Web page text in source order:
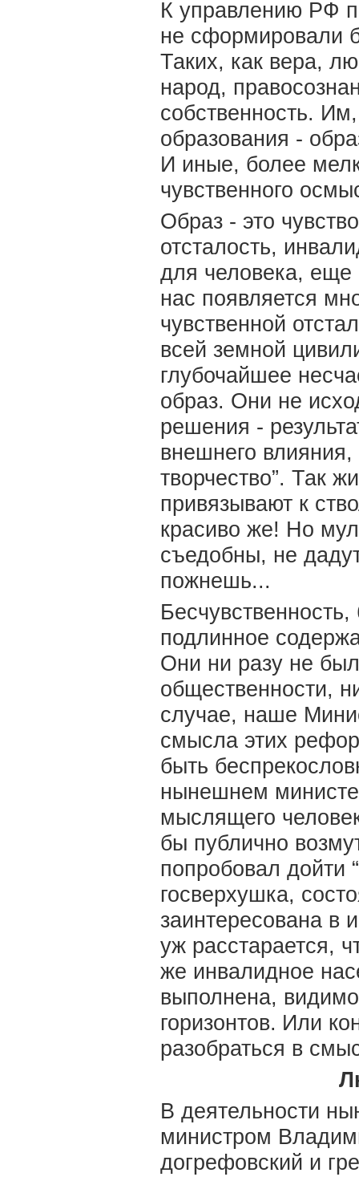
К управлению РФ
не сформировали
Таких, как вера,
народ,
собственность.
образования -
И иные, более
чувственного
Образ - это
отсталость,
для человека, еще
нас появляется
чувственной
всей земной
глубочайшее
образ. Они не
решения -
внешнего влияния,
творчество”. Так
привязывают к
красиво же! Но
съедобны, не
пожнешь...
подлинное
Они ни разу не
общественности,
случае, наше
смысла этих
быть
нынешнем
мыслящего
бы публично
попробовал дойти
госверхушка,
заинтересована в
уж расстарается,
же инвалидное
выполнена,
горизонтов. Или
разобраться в
В деятельности
министром
догрефовский и